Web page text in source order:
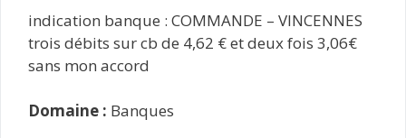
indication banque : COMMANDE – VINCENNES
trois débits sur cb de 4,62 € et deux fois 3,06€
sans mon accord
Domaine : Banques